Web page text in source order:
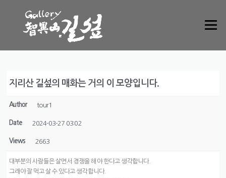
Menu
지리산 길섶의 매화는 거의 이 모양입니다.
Author tour1
Date 2024-03-27 03:02
Views 2663
대부분의 사람들은 살면서 경쟁을 해야 한다고 생각합니다.
그래야 잘 먹고 살 수 있다고 생각합니다.